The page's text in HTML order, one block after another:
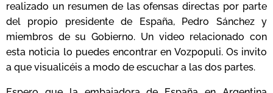
realizado un resumen de las ofensas directas por parte
del propio presidente de España, Pedro Sánchez y
miembros de su Gobierno. Un video relacionado con
esta noticia lo puedes encontrar en Vozpopuli. Os invito
a que visualicéis a modo de escuchar a las dos partes.